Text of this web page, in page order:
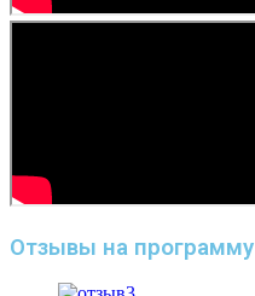
Отзывы на программу